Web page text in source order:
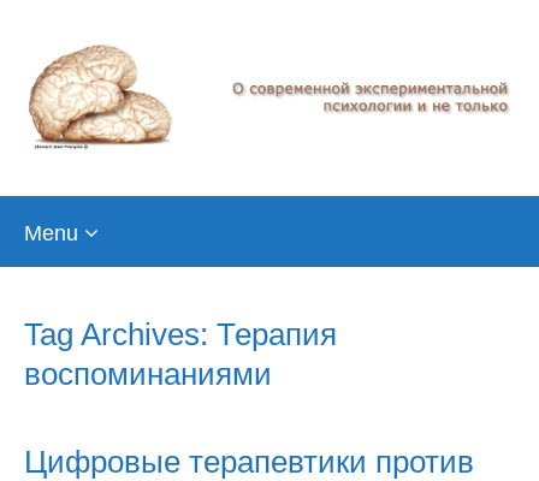
Menu
Tag Archives: Терапия
воспоминаниями
Цифровые терапевтики против